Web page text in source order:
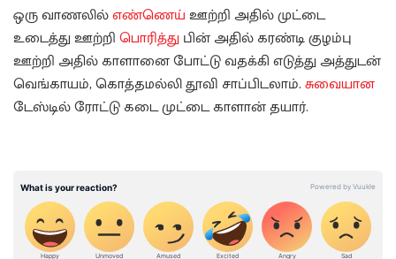
ஒரு வாணலில்எண்ணெய்ஊற்றி அதில் முட்டை
உடைத்து ஊற்றிபொரித்து பின் அதில் கரண்டி குழம்பு
ஊற்றி அதில் காளானை போட்டு வதக்கி எடுத்து அத்துடன்
வெங்காயம், கொத்தமல்லி தூவி சாப்பிடலாம்.சுவையான
டேஸ்டில் ரோட்டு கடை முட்டை காளான் தயார்.